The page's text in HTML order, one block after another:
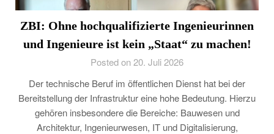
ZBI: Ohne hochqualifizierte Ingenieurinnen
und Ingenieure ist kein „Staat“ zu machen!
Posted on 20. Juli 2026
Der technische Beruf im öffentlichen Dienst hat bei der
Bereitstellung der Infrastruktur eine hohe Bedeutung. Hierzu
gehören insbesondere die Bereiche: Bauwesen und
Architektur, Ingenieurwesen, IT und Digitalisierung,